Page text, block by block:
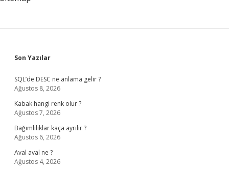
Sidebar
Son Yazılar
SQL’de DESC ne anlama gelir ?
Ağustos 8, 2026
Kabak hangi renk olur ?
Ağustos 7, 2026
Bağımlılıklar kaça ayrılır ?
Ağustos 6, 2026
Aval aval ne ?
Ağustos 4, 2026